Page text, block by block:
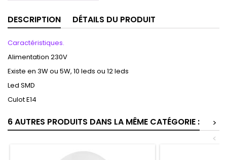
DESCRIPTION DÉTAILS DU PRODUIT
Caractéristiques.
Alimentation 230V
Existe en 3W ou 5W, 10 leds ou 12 leds
Led SMD
Culot E14
6 AUTRES PRODUITS DANS LA MÊME CATÉGORIE :
>
<